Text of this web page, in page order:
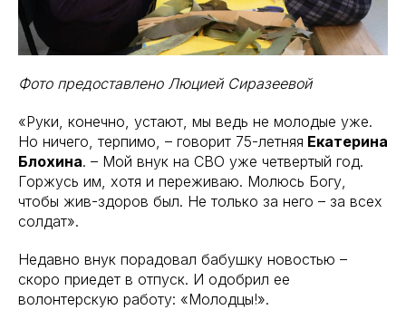
Фото предоставлено Люцией Сиразеевой
«Руки, конечно, устают, мы ведь не молодые уже.
Но ничего, терпимо, – говорит 75-летняя Екатерина
Блохина. – Мой внук на СВО уже четвертый год.
Горжусь им, хотя и переживаю. Молюсь Богу,
чтобы жив-здоров был. Не только за него – за всех
солдат».
Недавно внук порадовал бабушку новостью –
скоро приедет в отпуск. И одобрил ее
волонтерскую работу: «Молодцы!».